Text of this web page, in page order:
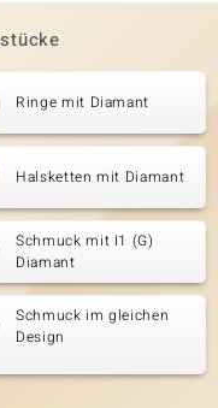
Ringe mit Diamant
Halsketten mit Diamant
Schmuck mit I1 (G)
Diamant
Schmuck im gleichen
Design